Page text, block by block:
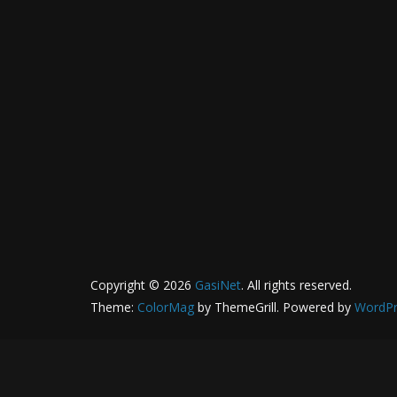
Copyright © 2026 GasiNet. All rights reserved.
Theme: ColorMag by ThemeGrill. Powered by